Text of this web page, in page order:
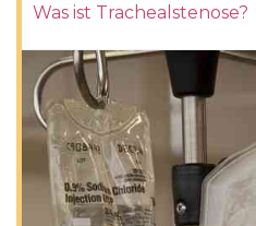
Was ist Trachealstenose?